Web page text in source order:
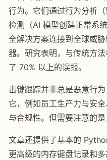
行为。它们通过行为分析
检测（AI 模型创建正常系
全解决方案连接到全球威
器。研究表明，与传统方
了 70% 以上的误报。
击键跟踪并非总是恶意行
它，例如员工生产力与安
与合规性。但需要注意的是
文章还提供了基本的
更高级的内存键盘记录和多